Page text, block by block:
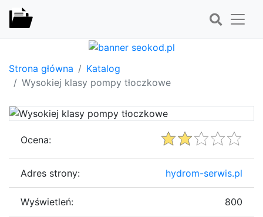
Strona główna
Katalog
Wysokiej klasy pompy tłoczkowe
Ocena:
Adres strony: hydrom-serwis.pl
Wyświetleń: 800